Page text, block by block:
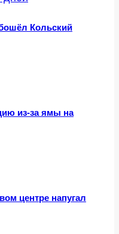
Кольский
из-за ямы на
центре напугал